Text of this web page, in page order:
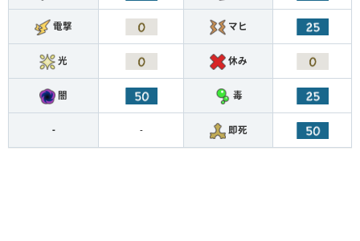
電撃 マヒ
光 休み
闇 毒
- - 即死